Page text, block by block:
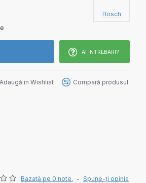
Bazată pe 0 note. - Spune-ţi opinia
Bosch
AI INTREBARI?
Adaugă in Wishlist Compară produsul